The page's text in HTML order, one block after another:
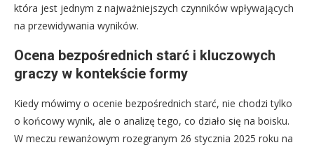
która jest jednym z najważniejszych czynników wpływających
na przewidywania wyników.
Ocena bezpośrednich starć i kluczowych
graczy w kontekście formy
Kiedy mówimy o ocenie bezpośrednich starć, nie chodzi tylko
o końcowy wynik, ale o analizę tego, co działo się na boisku.
W meczu rewanżowym rozegranym 26 stycznia 2025 roku na